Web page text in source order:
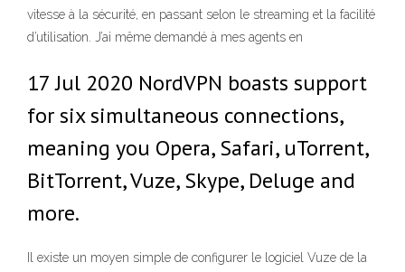
vitesse à la sécurité, en passant selon le streaming et la facilité
d’utilisation. J’ai même demandé à mes agents en
17 Jul 2020 NordVPN boasts support
for six simultaneous connections,
meaning you Opera, Safari, uTorrent,
BitTorrent, Vuze, Skype, Deluge and
more.
Il existe un moyen simple de configurer le logiciel Vuze de la